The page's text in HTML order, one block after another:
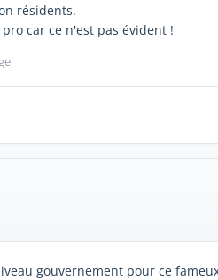
résidents.
car ce n'est pas évident !
gouvernement pour ce